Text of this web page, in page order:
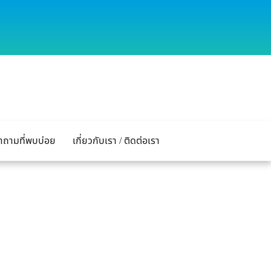
ถามที่พบบ่อย เกี่ยวกับเรา / ติดต่อเรา